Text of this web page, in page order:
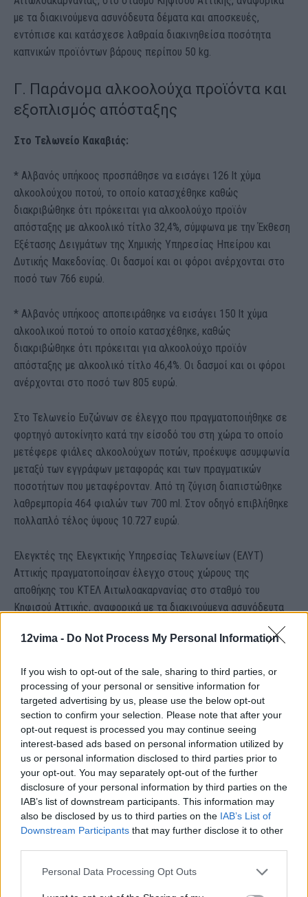
12vima - Do Not Process My Personal Information
If you wish to opt-out of the sale, sharing to third parties, or
processing of your personal or sensitive information for
targeted advertising by us, please use the below opt-out
section to confirm your selection. Please note that after your
opt-out request is processed you may continue seeing
interest-based ads based on personal information utilized by
us or personal information disclosed to third parties prior to
your opt-out. You may separately opt-out of the further
disclosure of your personal information by third parties on the
IAB’s list of downstream participants. This information may
also be disclosed by us to third parties on the IAB’s List of
Downstream Participants that may further disclose it to other
Personal Data Processing Opt Outs
με τα διακινούμενα ασυνόδευτα δέματα και αποσκευές,
εντόπισε και κατάσχεσε λαθραία διακινηθείσα ποσότητα
καπνικών προϊόντων βάρους περίπου 50 kg.
Γ. Παράνομα αλκοολούχα προϊόντα και
εξοπλισμός απόσταξης
Στο Τελωνείο Κακαβιάς:
* Αλβανός υπήκοος προσπάθησε να εισάγει 126 lt χύμα
αλκοολούχου ποτού, το οποίο κατασχέθηκε καθώς
διακριβώθηκε ότι πρόκειται για αλκοολούχο προϊόν
απόσταξης με αλκοολικό τίτλο 32,4%, σύμφωνα με την Έκθεση
Εξέτασης Δειγμάτων της Χημικής Υπηρεσίας Ηπείρου και
Δυτικής Μακεδονίας. Οι δασμοί και οι φόροι ανέρχονται στο
ποσό των 766 ευρώ.
* Αλβανός υπήκοος αποπειράθηκε να εισάγει 150 lt χύμα
αλκοολικού ποτού το οποίο κατασχέθηκε, καθώς
διακριβώθηκε ότι πρόκειται για αλκοολούχο προϊόν
απόσταξης με αλκοολικό τίτλο 46,4%. Οι δασμοί και οι φόροι
ανέρχονται στο ποσό των 805 ευρώ.
Στο Τελωνείο Ευζώνων σε έλεγχο που πραγματοποιήθηκε σε
φορτηγό αυτοκίνητο κατά την είσοδό του στη χώρα το οποίο
μετέφερε φιάλες αλκοολούχων ποτών, προέκυψε ασυμφωνία
μεταξύ των εγγράφων μεταφοράς και των πραγματικών
ποσοτήτων που μεταφέρονταν. Από τη ζύγιση διαπιστώθηκε
λαθρεμπορία 464 φιαλών των 700 ml. Στον οδηγό επιβλήθηκε
πολλαπλό τέλος ύψους 10.727 ευρώ.
Ελεγκτές της Ελεγκτικής Υπηρεσίας Τελωνείων (ΕΛΥΤ)
Αττικής πραγματοποίησαν έλεγχο στους χώρους της
αποθήκης του ΚΤΕΛ Αιτωλοακαρνανίας στο σταθμό του
Κηφισού Αττικής, αναφορικά με τα διακινούμενα ασυνόδευτα
δέματα και αποσκευές. Εντοπίστηκε και δεσμεύτηκε ποσότητα
περίπου 30 lt αλκοολούχου υγρού.
Στο Τελωνείο Ορεστιάδας, μετά από έλεγχο:
* σε καφέ μπαρ στο Διδυμότειχο, διαπιστώθηκε ότι υπήρχαν
διαθέσιμα προς πώληση 19 φιάλες αλκοολούχων ποτών και 2
kg καπνός για ναργιλέ, Τούρκικης προέλευσης. Ο ιδιοκτήτης
διέθετε εντός της επιχείρησής του τα προϊόντα αυτά που
υπόκεινται σε ΕΦΚ, χωρίς να έχουν καταβληθεί οι
αναλογούντες φόροι στο Ελληνικό Δημόσιο και χωρίς να
λάβουν την άδεια της Τελωνειακής Αρχής, πράξη που συνιστά
τελωνειακή παράβαση – λαθρεμπορία. Η διαπιστωθείσα
παράβαση επέσυρε το μέτρο της σφράγισης της
εγκατάστασης και της δημοσιοποίησης των στοιχείων των